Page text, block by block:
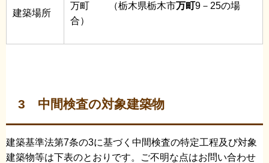
建築場所
万町 （栃木県栃木市万町9－25の場
合）
3 中間検査の対象建築物
建築基準法第7条の3に基づく中間検査の特定工程及び対象
建築物等は下表のとおりです。ご不明な点はお問い合わせ